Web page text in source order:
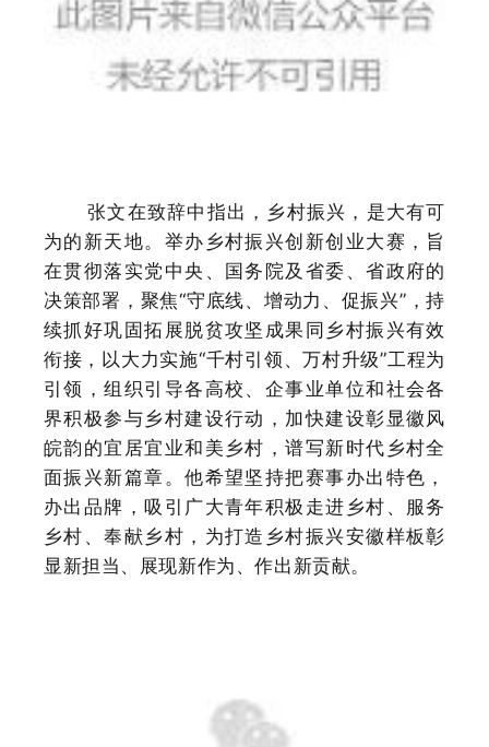
张文在致辞中指出，乡村振兴，是大有可
为的新天地。举办乡村振兴创新创业大赛，旨
在贯彻落实党中央、国务院及省委、省政府的
决策部署，聚焦“守底线、增动力、促振兴”，持
续抓好巩固拓展脱贫攻坚成果同乡村振兴有效
衔接，以大力实施“千村引领、万村升级”工程为
引领，组织引导各高校、企事业单位和社会各
界积极参与乡村建设行动，加快建设彰显徽风
皖韵的宜居宜业和美乡村，谱写新时代乡村全
面振兴新篇章。他希望坚持把赛事办出特色，
办出品牌，吸引广大青年积极走进乡村、服务
乡村、奉献乡村，为打造乡村振兴安徽样板彰
显新担当、展现新作为、作出新贡献。